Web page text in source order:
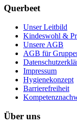
Querbeet
Unser Leitbild
Kindeswohl &
Unsere AGB
AGB für
Impressum
Hygienekonzept
Barrierefreiheit
Über uns